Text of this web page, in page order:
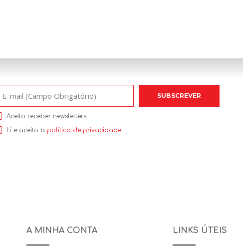
Aceito receber newsletters
Li e aceito a política de privacidade
A MINHA CONTA LINKS ÚTEIS